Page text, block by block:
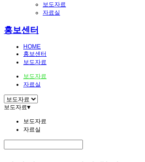
보도자료
자료실
홍보센터
HOME
홍보센터
보도자료
보도자료
자료실
보도자료▾
보도자료
자료실